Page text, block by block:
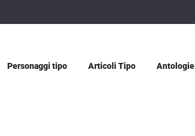
Personaggi tipo Articoli Tipo